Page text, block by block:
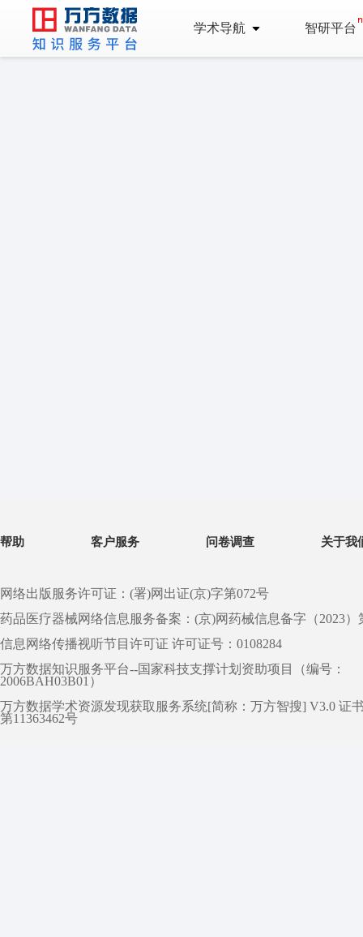
学术导航 智研平台
帮助 客户服务 问卷调查 关于我
网络出版服务许可证：(署)网出证(京)字第072号
药品医疗器械网络信息服务备案：(京)网药械信息备字（2023）
信息网络传播视听节目许可证 许可证号：0108284
万方数据知识服务平台--国家科技支撑计划资助项目（编号：
2006BAH03B01）
万方数据学术资源发现获取服务系统[简称：万方智搜] V3.0 证
第11363462号